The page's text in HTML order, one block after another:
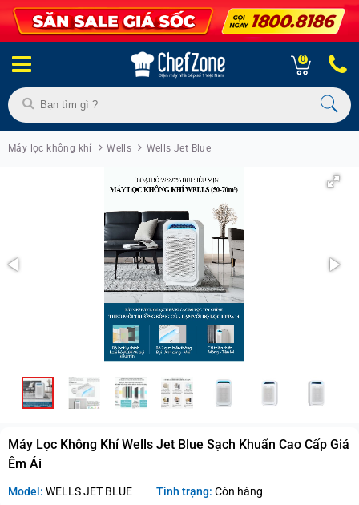
0
Máy lọc không khí Wells Wells Jet Blue
Máy Lọc Không Khí Wells Jet Blue Sạch Khuẩn Cao Cấp Giá
Êm Ái
Model: WELLS JET BLUE Tình trạng: Còn hàng